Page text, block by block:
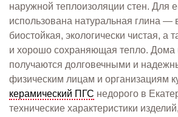
наружной теплоизоляции стен. Для
использована натуральная глина —
биостойкая, экологически чистая, а
и хорошо сохраняющая тепло. Дома
получаются долговечными и
физическим лицам и организациям
керамический ПГС недорого в
технические характеристики